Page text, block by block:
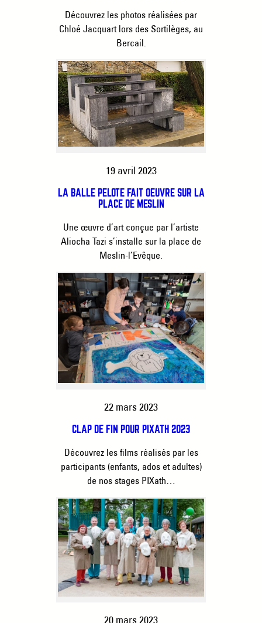
Découvrez les photos réalisées par
Chloé Jacquart lors des Sortilèges, au
Bercail.
19 avril 2023
LA BALLE PELOTE FAIT OEUVRE SUR LA
PLACE DE MESLIN
Une œuvre d’art conçue par l’artiste
Aliocha Tazi s’installe sur la place de
Meslin-l’Evêque.
22 mars 2023
CLAP DE FIN POUR PIXATH 2023
Découvrez les films réalisés par les
participants (enfants, ados et adultes)
de nos stages PIXath…
20 mars 2023